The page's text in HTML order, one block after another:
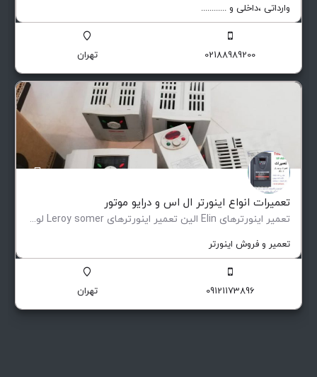
وارداتی ،‌داخلی و ............
02188989200 تهران
تعمیرات انواع اینورتر ال اس و درایو موتور
تعمیر اینورترهای Elin الین تعمیر اینورترهای Leroy somer لوری سومر تعمیر اینورترهای Eurotherm یوروترم تعمیر…
تعمیر و فروش اینورتر
09121173896 تهران